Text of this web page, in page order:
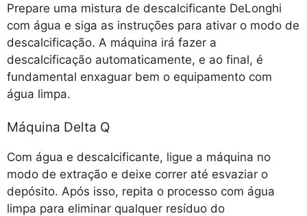
Prepare uma mistura de descalcificante DeLonghi
com água e siga as instruções para ativar o modo de
descalcificação. A máquina irá fazer a
descalcificação automaticamente, e ao final, é
fundamental enxaguar bem o equipamento com
água limpa.
Máquina Delta Q
Com água e descalcificante, ligue a máquina no
modo de extração e deixe correr até esvaziar o
depósito. Após isso, repita o processo com água
limpa para eliminar qualquer resíduo do